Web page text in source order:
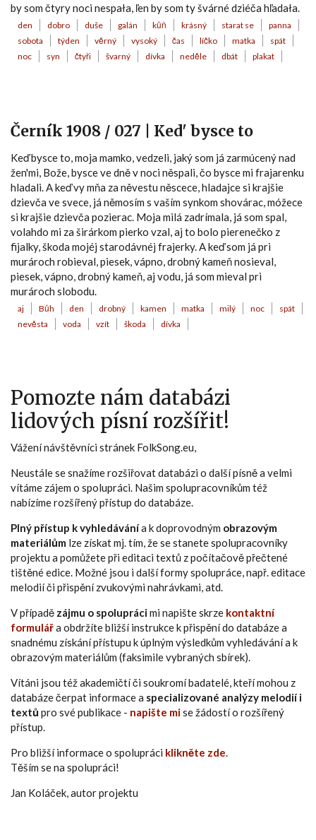
by som čtyry noci nespała, ľen by som ty švárné dziéča hľadała.
den dobro duše galán kůň krásný starat se
panna
sobota
týden věrný vysoký čas líčko matka
spát
noc
syn čtyři švarný dívka neděle dbát plakat
Černík 1908 / 027 | Ked' bysce to
Keď bysce to, moja mamko, vedzeli, jaký som já zarmúcený nad
žen'mi, Bože, bysce ve dně v noci něspali, čo bysce mi frajarenku
hladali. A keď vy mňa za něvestu něscece, hladajce si krajšie
dzievča ve svece, já němosím s vaším synkom shovárac, móžece
si krajšie dzievča pozierac. Moja milá zadrímala, já som spal,
volahdo mi za širárkom pierko vzal, aj to bolo pierenečko z
fijalky, škoda mojéj starodávnéj frajerky. A keď som já pri
murároch robieval, piesek, vápno, drobný kameň nosieval,
piesek, vápno, drobný kameň, aj vodu, já som mieval pri
murároch slobodu.
aj Bůh den drobný kamen matka milý noc
spát
nevěsta
voda vzít škoda dívka
Pomozte nám databázi
lidových písní rozšířit!
Vážení návštěvníci stránek FolkSong.eu,
Neustále se snažíme rozšiřovat databázi o další písně a velmi
vítáme zájem o spolupráci. Našim spolupracovníkům též
nabízíme rozšířený přístup do databáze.
Plný přístup k vyhledávánía k doprovodným obrazovým
materiálům lze získat mj. tím, že se stanete spolupracovníky
projektu a pomůžete při editaci textů z počítačově přečtené
tištěné edice. Možné jsou i další formy spolupráce, např. editace
melodií či přispění zvukovými nahrávkami, atd.
V případě zájmu o spoluprácimi napište skrze kontaktní
formulářa obdržíte bližší instrukce k přispění do databáze a
snadnému získání přístupu k úplným výsledkům vyhledávání a k
obrazovým materiálům (faksimile vybraných sbírek).
Vítáni jsou též akademičtí či soukromí badatelé, kteří mohou z
databáze čerpat informace a specializované analýzy melodií i
textůpro své publikace - napište mise žádostí o rozšířený
přístup.
Pro bližší informace o spolupráci klikněte zde.
Těším se na spolupráci!
Jan Koláček, autor projektu